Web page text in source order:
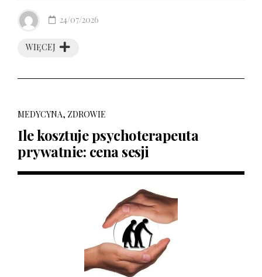
WIĘCEJ
24/07/2026
MEDYCYNA, ZDROWIE
Ile kosztuje psychoterapeuta
prywatnie: cena sesji